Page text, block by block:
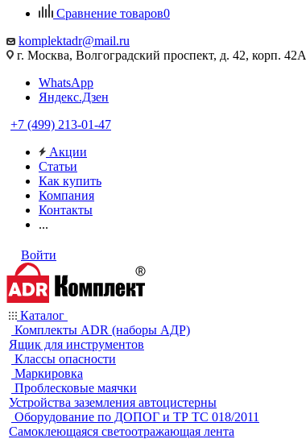
Сравнение товаров0
komplektadr@mail.ru
г. Москва, Волгоградский проспект, д. 42, корп. 42А
WhatsApp
Яндекс.Дзен
+7 (499) 213-01-47
Акции
Статьи
Как купить
Компания
Контакты
...
Войти
Каталог
Комплекты ADR (наборы АДР)
Ящик для инструментов
Классы опасности
Маркировка
Проблесковые маячки
Устройства заземления автоцистерны
Оборудование по ДОПОГ и ТР ТС 018/2011
Самоклеющаяся светоотражающая лента